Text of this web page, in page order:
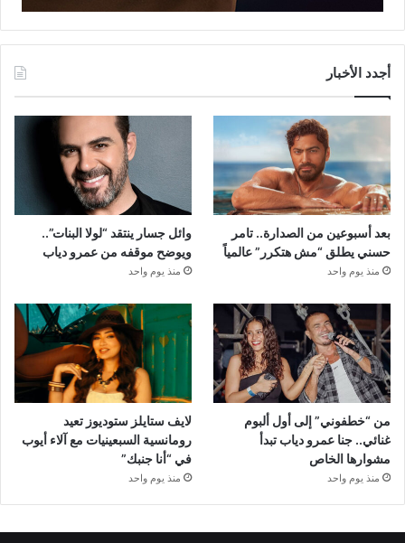
أجدد الأخبار
بعد أسبوعين من الصدارة.. تامر
حسني يطلق “مش هتكرر” عالمياً
منذ يوم واحد
وائل جسار ينتقد “لولا البنات”..
ويوضح موقفه من عمرو دياب
منذ يوم واحد
من “خطفوني” إلى أول ألبوم
غنائي.. جنا عمرو دياب تبدأ
مشوارها الخاص
منذ يوم واحد
لايف ستايلز ستوديوز تعيد
رومانسية السبعينيات مع آلاء أيوب
في “أنا جنبك”
منذ يوم واحد